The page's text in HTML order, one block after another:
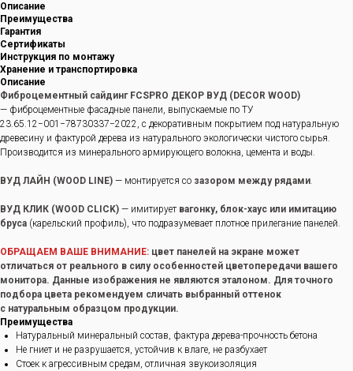
Описание
Преимущества
Гарантия
Сертификаты
Инструкция по монтажу
Хранение и транспортировка
Описание
Фиброцементный сайдинг FCSPRO ДЕКОР ВУД (DECOR WOOD)
— фиброцементные фасадные панели, выпускаемые по ТУ
23.65.12−001−78730337−2022, с декоративным покрытием под натуральную
древесину и фактурой дерева из натурального экологически чистого сырья.
Производится из минерального армирующего волокна, цемента и воды.
ВУД ЛАЙН (WOOD LINE) — монтируется со зазором между рядами.
ВУД КЛИК (WOOD CLICK) — имитирует вагонку, блок-хаус или имитацию
бруса (карельский профиль), что подразумевает плотное прилегание панелей.
ОБРАЩАЕМ ВАШЕ ВНИМАНИЕ: цвет панелей на экране может
отличаться от реального в силу особенностей цветопередачи вашего
монитора. Данные изображения не являются эталоном. Для точного
подбора цвета рекомендуем сличать выбранный оттенок
с натуральным образцом продукции.
Преимущества
Натуральный минеральный состав, фактура дерева-прочность бетона
Не гниет и не разрушается, устойчив к влаге, не разбухает
Стоек к агрессивным средам, отличная звукоизоляция